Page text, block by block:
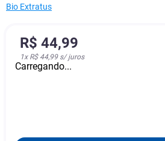
Bio Extratus
R$ 44,99
1x R$ 44,99s/ juros
Carregando...